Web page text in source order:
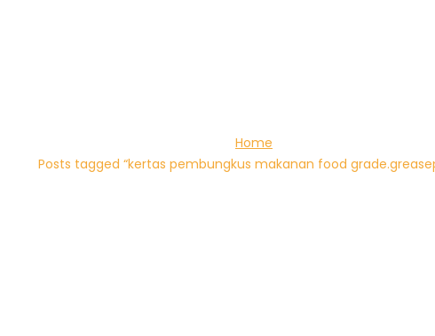
Home
Posts tagged “kertas pembungkus makanan food